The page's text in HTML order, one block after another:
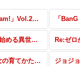
「BanG Dream!」Vol.2 RR・R・U・C・CR・CC
Re:ゼロから始める異世界生活 Memory Snow SP・RRR・SR・PR
冴えない彼女の育てかた♭ RR・R・U・C・CR・CC